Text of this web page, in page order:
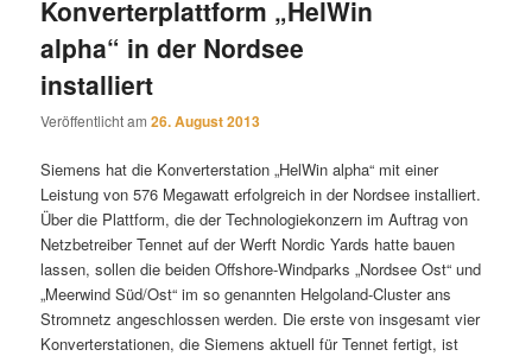
Konverterplattform „HelWin
alpha“ in der Nordsee
installiert
Veröffentlicht am26. August 2013
Siemens hat die Konverterstation „HelWin alpha“ mit einer
Leistung von 576 Megawatt erfolgreich in der Nordsee installiert.
Über die Plattform, die der Technologiekonzern im Auftrag von
Netzbetreiber Tennet auf der Werft Nordic Yards hatte bauen
lassen, sollen die beiden Offshore-Windparks „Nordsee Ost“ und
„Meerwind Süd/Ost“ im so genannten Helgoland-Cluster ans
Stromnetz angeschlossen werden. Die erste von insgesamt vier
Konverterstationen, die Siemens aktuell für Tennet fertigt, ist